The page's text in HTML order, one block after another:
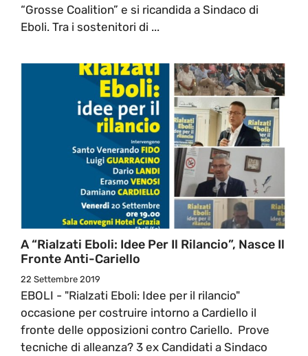
“Grosse Coalition” e si ricandida a Sindaco di
Eboli. Tra i sostenitori di ...
A “Rialzati Eboli: Idee Per Il Rilancio”, Nasce Il
Fronte Anti-Cariello
22 Settembre 2019
EBOLI - "Rialzati Eboli: Idee per il rilancio"
occasione per costruire intorno a Cardiello il
fronte delle opposizioni contro Cariello. Prove
tecniche di alleanza? 3 ex Candidati a Sindaco